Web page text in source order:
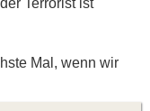
Terrorist ist
Mal, wenn wir